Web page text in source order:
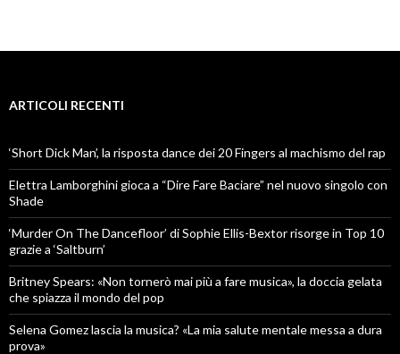
ARTICOLI RECENTI
‘Short Dick Man’, la risposta dance dei 20 Fingers al machismo del rap
Elettra Lamborghini gioca a “Dire Fare Baciare” nel nuovo singolo con
Shade
‘Murder On The Dancefloor’ di Sophie Ellis-Bextor risorge in Top 10
grazie a ‘Saltburn’
Britney Spears: «Non tornerò mai più a fare musica», la doccia gelata
che spiazza il mondo del pop
Selena Gomez lascia la musica? «La mia salute mentale messa a dura
prova»